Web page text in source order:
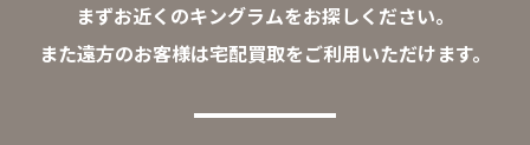
まずお近くのキングラムをお探しください。
また遠方のお客様は宅配買取をご利用いただけます。